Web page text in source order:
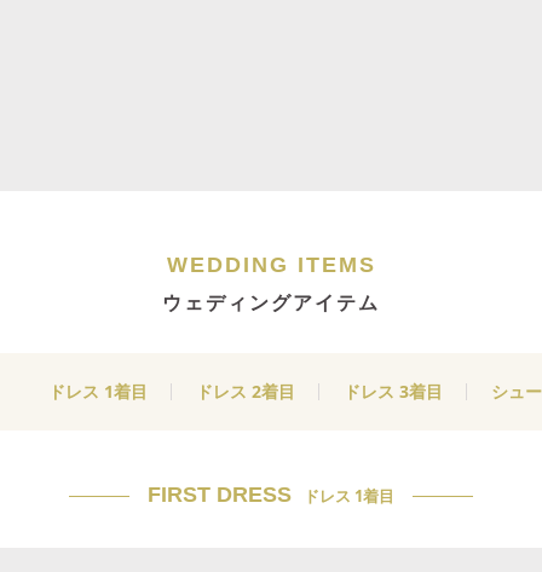
WEDDING ITEMS
ウェディングアイテム
ドレス 1着目 ドレス 2着目 ドレス 3着目 シュ
FIRST DRESS ドレス 1着目